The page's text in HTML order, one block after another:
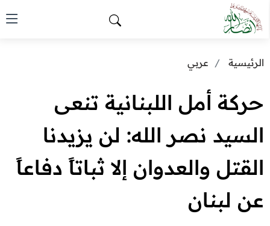
الرئيسية عربي
حركة أمل اللبنانية تنعى
السيد نصر الله: لن يزيدنا
القتل والعدوان إلا ثباتاً دفاعاً
عن لبنان